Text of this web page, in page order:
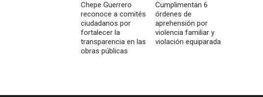
Chepe Guerrero
reconoce a comités
ciudadanos por
fortalecer la
transparencia en las
obras públicas
Cumplimentan 6
órdenes de
aprehensión por
violencia familiar y
violación equiparada